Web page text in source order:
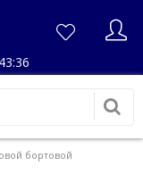
бортовой